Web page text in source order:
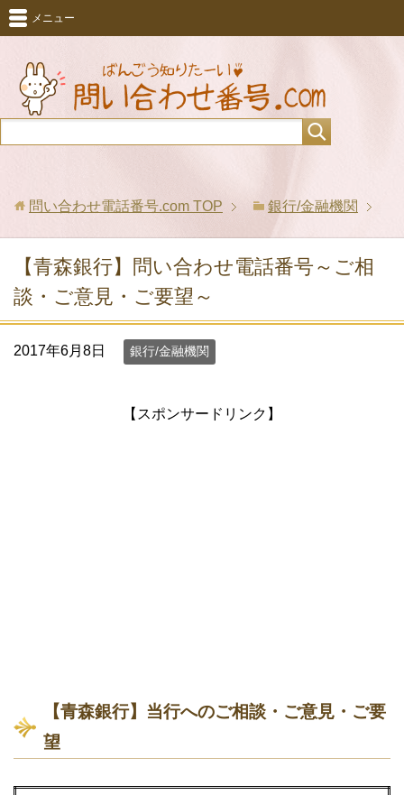
メニュー
問い合わせ電話番号.com TOP 銀行/金融機関
【青森銀行】問い合わせ電話番号～ご相
談・ご意見・ご要望～
2017年6月8日 銀行/金融機関
【スポンサードリンク】
【青森銀行】当行へのご相談・ご意見・ご要
望